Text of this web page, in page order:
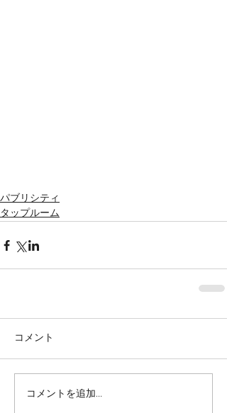
パブリシティ
タップルーム
コメント
コメントを追加…